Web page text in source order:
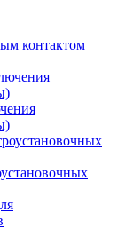
контактом